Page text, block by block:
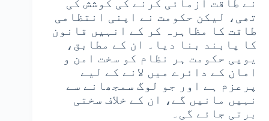
نے طاقت آزمائی کرنے کی کوشش کی
تھی، لیکن حکومت نے اپنی انتظامی
طاقت کا مظاہرہ کر کے انہیں قانون
کا پابند بنا دیا۔ ان کے مطابق،
یوپی حکومت ہر نظام کو سخت امن و
امان کے دائرے میں لانے کے لیے
پرعزم ہے اور جو لوگ سمجھانے سے
نہیں مانیں گے، ان کے خلاف سختی
برتی جائے گی۔